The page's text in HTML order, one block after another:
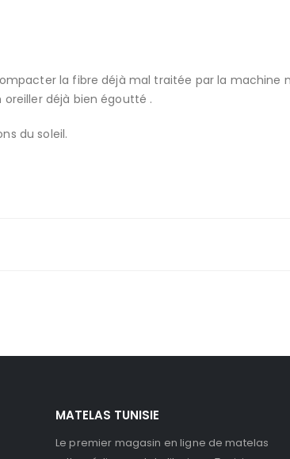
la fibre déjà mal traitée par la machine
déjà bien égoutté .
du soleil.
MATELAS TUNISIE
Le premier magasin en ligne de matelas